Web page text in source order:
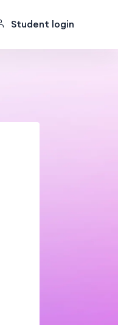
Student login